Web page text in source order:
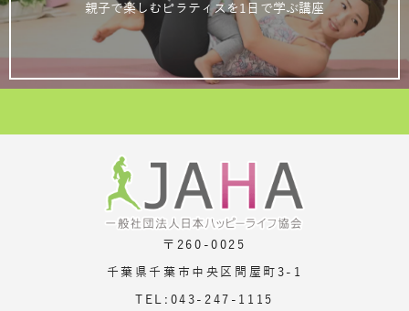
親子で楽しむピラティスを1日で学ぶ講座
〒260-0025
千葉県千葉市中央区問屋町3-1
TEL:043-247-1115